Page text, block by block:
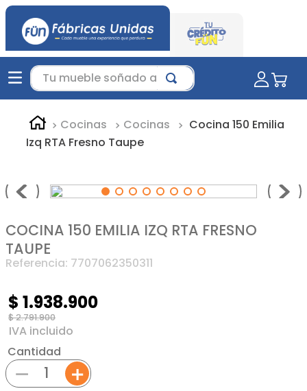
Tu mueble soñado aquí...
Cocinas Cocinas
Cocina 150 Emilia
Izq RTA Fresno Taupe
COCINA 150 EMILIA IZQ RTA FRESNO
TAUPE
Referencia: 7707062350311
$2.791.900
$ 1.938.900
Cantidad
＋
－